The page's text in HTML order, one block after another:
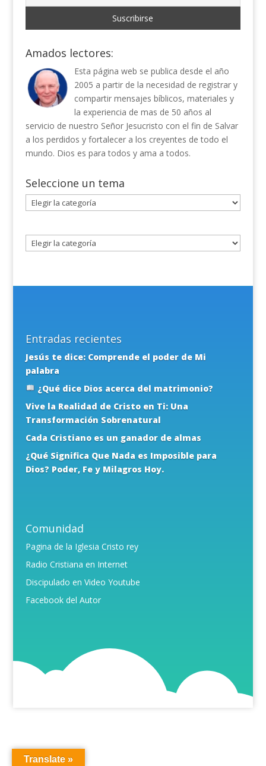
Amados lectores:
Esta página web se publica desde el año
2005 a partir de la necesidad de registrar y
compartir mensajes bíblicos, materiales y
la experiencia de mas de 50 años al
servicio de nuestro Señor Jesucristo con el fin de Salvar
a los perdidos y fortalecer a los creyentes de todo el
mundo. Dios es para todos y ama a todos.
Seleccione un tema
Seleccione
un
Entradas recientes
Jesús te dice: Comprende el poder de Mi
palabra
¿Qué dice Dios acerca del matrimonio?
Vive la Realidad de Cristo en Ti: Una
Transformación Sobrenatural
Cada Cristiano es un ganador de almas
¿Qué Significa Que Nada es Imposible para
Dios? Poder, Fe y Milagros Hoy.
Comunidad
Pagina de la Iglesia Cristo rey
Radio Cristiana en Internet
Discipulado en Video Youtube
Facebook del Autor
Translate »